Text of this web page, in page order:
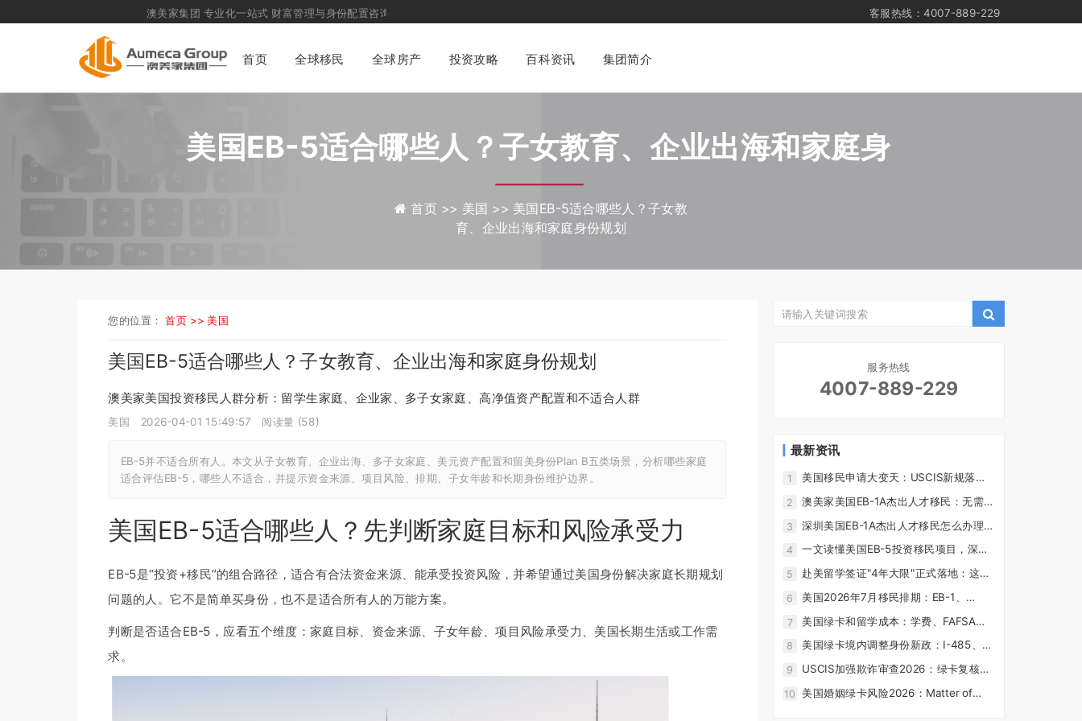
首页 全球移民 全球房产 投资攻略 百科资讯 集团简介
客服热线：4007-889-229
澳美家集团 专业化一站式 财富管理与身份配置咨询平台
首页 >> 美国 >> 美国EB-5适合哪些人？子女教
育、企业出海和家庭身份规划
美国EB-5适合哪些人？子女教育、企业出海和家庭身
份规划
您的位置：首页 >>美国
美国EB-5适合哪些人？子女教育、企业出海和家庭身份规划
澳美家美国投资移民人群分析：留学生家庭、企业家、多子女家庭、高净值资产配置和不适合人群
美国 2026-04-01 15:49:57 阅读量 (58)
EB-5并不适合所有人。本文从子女教育、企业出海、多子女家庭、美元资产配置和留美身份Plan B五类场景，分析哪些家庭
适合评估EB-5，哪些人不适合，并提示资金来源、项目风险、排期、子女年龄和长期身份维护边界。
美国EB-5适合哪些人？先判断家庭目标和风险承受力
EB-5是“投资+移民”的组合路径，适合有合法资金来源、能承受投资风险，并希望通过美国身份解决家庭长期规划
问题的人。它不是简单买身份，也不是适合所有人的万能方案。
判断是否适合EB-5，应看五个维度：家庭目标、资金来源、子女年龄、项目风险承受力、美国长期生活或工作需
求。
服务热线
4007-889-229
最新资讯
1
美国移民申请大变天：USCIS新规落
2 澳美家美国EB-1A杰出人才移民：无需雇
3
深圳美国EB-1A杰出人才移民怎么办理？
2026流程怎么样？
4
一文读懂美国EB-5投资移民项目，深圳
澳美家深度解析
5 赴美留学签证"4年大限"正式落地：这可
6
美国2026年7月移民排期：EB-1、
7
美国绿卡和留学成本：学费、FAFSA、
州内学费和教育规划边界
8
美国绿卡境内调整身份新政：I-485、领
馆程序和谁可能受影响
9
USCIS加强欺诈审查2026：绿卡复核、
10
美国婚姻绿卡风险2026：Matter of